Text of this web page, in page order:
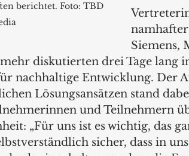
berichtet. Foto: TBD
Siemens,
diskutierten drei Tage lang
nachhaltige Entwicklung. Der
Lösungsansätzen stand
und Teilnehmern
„Für uns ist es wichtig, das
sicher, dass in